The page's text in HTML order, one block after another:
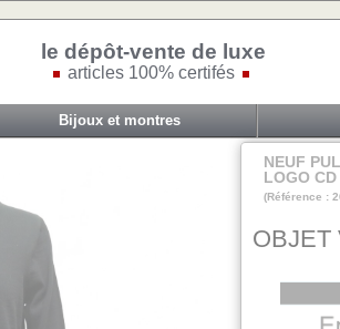
le dépôt-vente de luxe
articles 100% certifés
Bijoux et montres
NEUF
LOGO
(Référence :
OBJET